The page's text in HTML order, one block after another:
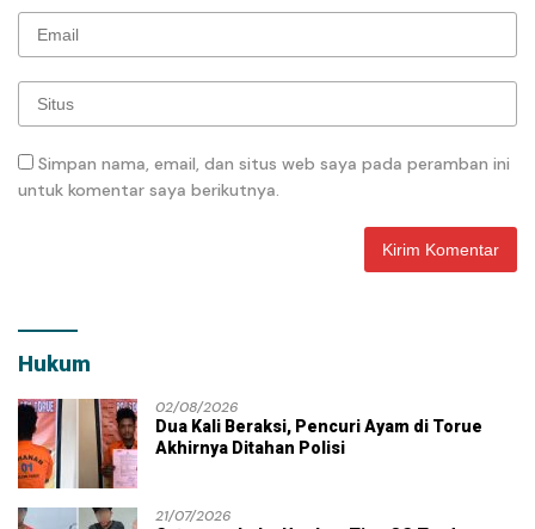
Simpan nama, email, dan situs web saya pada peramban ini
untuk komentar saya berikutnya.
Hukum
02/08/2026
Dua Kali Beraksi, Pencuri Ayam di Torue
Akhirnya Ditahan Polisi
21/07/2026